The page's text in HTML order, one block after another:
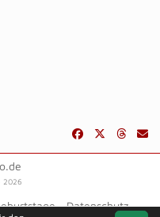
2026
Datenschutz